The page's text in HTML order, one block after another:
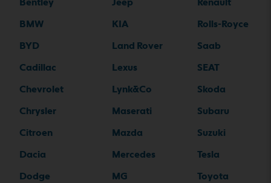
Bentley
BMW
BYD
Cadillac
Chevrolet
Chrysler
Citroen
Dacia
Dodge
Jeep
KIA
Land Rover
Lexus
Lynk&Co
Maserati
Mazda
Mercedes
MG
Renault
Rolls-Royce
Saab
SEAT
Skoda
Subaru
Suzuki
Tesla
Toyota